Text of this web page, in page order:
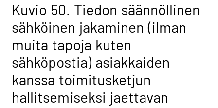
Kuvio 50. Tiedon säännöllinen
sähköinen jakaminen (ilman
muita tapoja kuten
sähköpostia) asiakkaiden
kanssa toimitusketjun
hallitsemiseksi jaettavan